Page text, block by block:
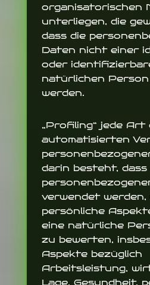
organisatorischen
unterliegen, die
dass die
Daten nicht einer
oder
natürlichen Person
werden.
„Profiling“ jede Art
automatisierten
darin besteht, dass
verwendet werden,
persönliche
eine natürliche
zu bewerten,
Aspekte bezüglich
Arbeitsleistung,
Lage, Gesundheit,